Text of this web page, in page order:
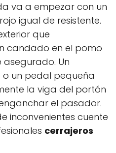
va a empezar con un
igual de resistente.
que
candado en el pomo
Un
o un pedal pequeña
la viga del portón
el pasador.
inconvenientes cuente
cerrajeros